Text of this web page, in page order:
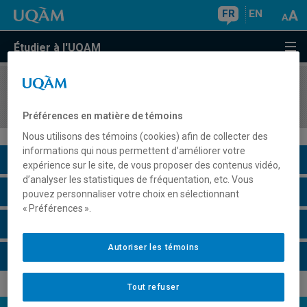
FR EN
Étudier à l'UQAM
COURS//
Description du cours
Horaire - Été 2026
Préférences en matière de témoins
Nous utilisons des témoins (cookies) afin de collecter des
informations qui nous permettent d’améliorer votre
expérience sur le site, de vous proposer des contenus vidéo,
d’analyser les statistiques de fréquentation, etc. Vous
pouvez personnaliser votre choix en sélectionnant
« Préférences ».
Tout refuser
Autoriser les témoins